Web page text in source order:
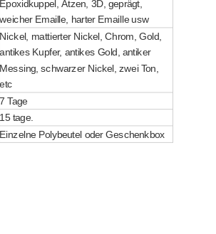
Epoxidkuppel, Ätzen, 3D, geprägt,
weicher Emaille, harter Emaille usw
Nickel, mattierter Nickel, Chrom, Gold,
antikes Kupfer, antikes Gold, antiker
Messing, schwarzer Nickel, zwei Ton,
etc
7 Tage
15 tage.
Einzelne Polybeutel oder Geschenkbox